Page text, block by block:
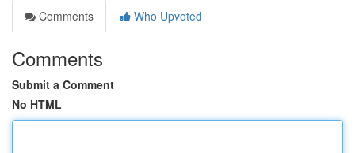
Comments
Who Upvoted
Comments
Submit a Comment
No HTML